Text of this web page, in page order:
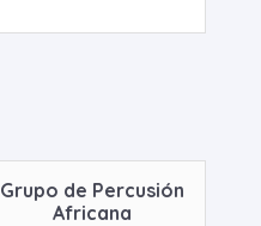
Grupo de Percusión
Africana